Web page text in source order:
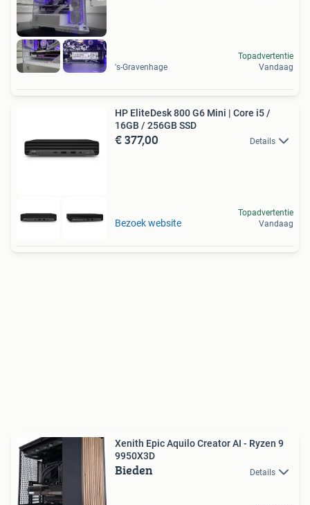
's-Gravenhage
Topadvertentie
Vandaag
HP EliteDesk 800 G6 Mini | Core i5 /
16GB / 256GB SSD
€ 377,00 Details
Bezoek website
Topadvertentie
Vandaag
Xenith Epic Aquilo Creator AI - Ryzen 9
9950X3D
Bieden Details